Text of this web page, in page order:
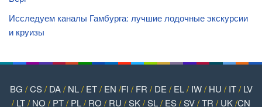
Исследуем каналы Гамбурга: лучшие лодочные экскурсии
и круизы
BG /CS/ DA/ NL/ ET/ EN /FI / FR / DE / EL/ IW/ HU / IT/ LV
/ LT/ NO / PT/ PL/ RO / RU /SK/SL/ ES/SV/TR / UK/CN